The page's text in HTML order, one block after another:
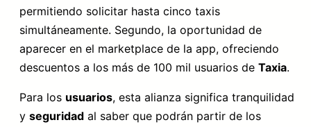
permitiendo solicitar hasta cinco taxis
simultáneamente. Segundo, la oportunidad de
aparecer en el marketplace de la app, ofreciendo
descuentos a los más de 100 mil usuarios de Taxia.
Para los usuarios, esta alianza significa tranquilidad
y seguridad al saber que podrán partir de los